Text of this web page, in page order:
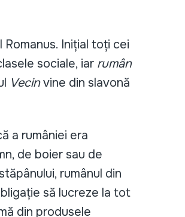
Inițial toți cei
sociale, iar rumân
Vecinvine din slavonă
a rumâniei era
de boier sau de
rumânul din
să lucreze la tot
din produsele